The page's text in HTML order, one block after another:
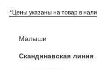
*Цены указаны на товар в
Малыши
Скандинавская линия